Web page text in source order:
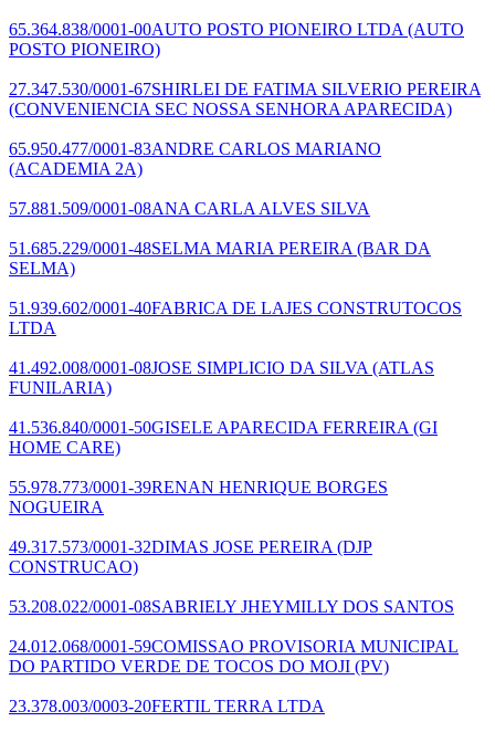
65.364.838/0001-00AUTO POSTO PIONEIRO LTDA (AUTO
POSTO PIONEIRO)
27.347.530/0001-67SHIRLEI DE FATIMA SILVERIO PEREIRA
(CONVENIENCIA SEC NOSSA SENHORA APARECIDA)
65.950.477/0001-83ANDRE CARLOS MARIANO
(ACADEMIA 2A)
57.881.509/0001-08ANA CARLA ALVES SILVA
51.685.229/0001-48SELMA MARIA PEREIRA (BAR DA
SELMA)
51.939.602/0001-40FABRICA DE LAJES CONSTRUTOCOS
LTDA
41.492.008/0001-08JOSE SIMPLICIO DA SILVA (ATLAS
FUNILARIA)
41.536.840/0001-50GISELE APARECIDA FERREIRA (GI
HOME CARE)
55.978.773/0001-39RENAN HENRIQUE BORGES
NOGUEIRA
49.317.573/0001-32DIMAS JOSE PEREIRA (DJP
CONSTRUCAO)
53.208.022/0001-08SABRIELY JHEYMILLY DOS SANTOS
24.012.068/0001-59COMISSAO PROVISORIA MUNICIPAL
DO PARTIDO VERDE DE TOCOS DO MOJI (PV)
23.378.003/0003-20FERTIL TERRA LTDA